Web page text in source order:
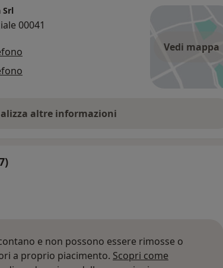
Vedi mappa
Srl
00041
altre informazioni
e non possono essere rimosse o
a proprio piacimento. Scopri come